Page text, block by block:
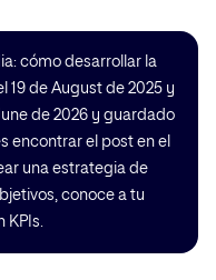
cómo desarrollar la
19 de August de 2025 y
de 2026 y guardado
encontrar el post en el
una estrategia de
conoce a tu
KPIs.